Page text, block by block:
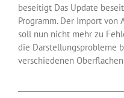
beseitigt Das Update
Programm. Der Import von
soll nun nicht mehr zu
die Darstellungsprobleme
verschiedenen